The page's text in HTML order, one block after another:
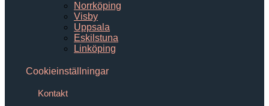
Norrköping
Visby
Uppsala
Eskilstuna
Linköping
Cookieinställningar
Kontakt